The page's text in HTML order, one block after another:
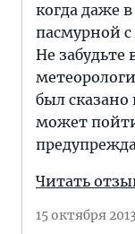
когда даже
пасмурной
Не забудьте
был сказано
может
Читать
15 октября 2013